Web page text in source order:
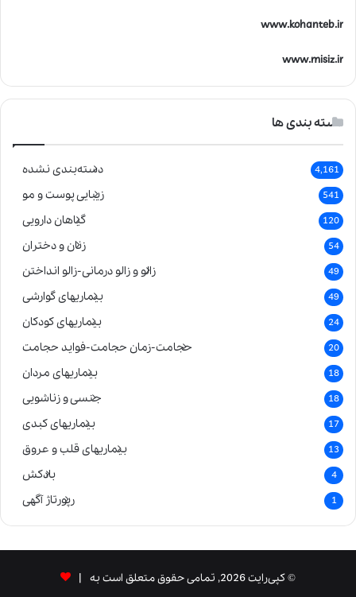
www.kohanteb.ir
www.misiz.ir
دسته بندی ها
دسته‌بندی نشده 4,161
زیبایی پوست و مو 541
گیاهان دارویی 120
زنان و دختران 54
زالو و زالو درمانی-زالو انداختن 49
بیماریهای گوارشی 49
بیماریهای کودکان 24
حجامت-زمان حجامت-فواید حجامت 20
بیماریهای مردان 18
جنسی و زناشویی 18
بیماریهای کبدی 17
بیماریهای قلب و عروق 13
بادکش 4
رپورتاژ آگهی 1
© کپی‌رایت 2026, تمامی حقوق متعلق است به |